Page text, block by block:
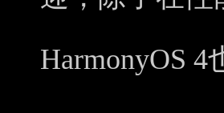
HarmonyOS